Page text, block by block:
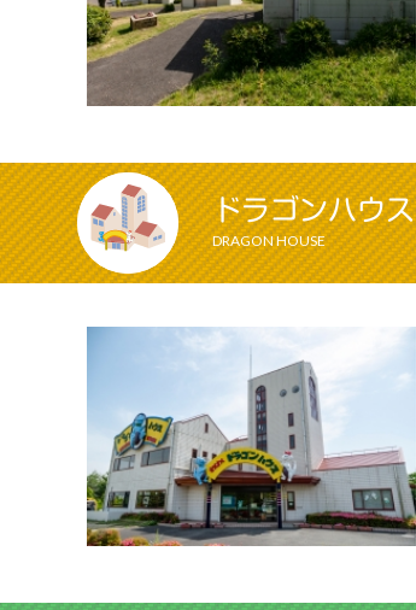
ドラゴンハウス
DRAGON HOUSE